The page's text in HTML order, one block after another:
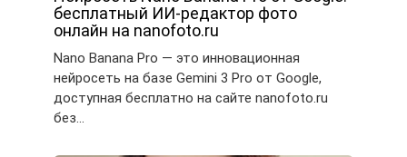
бесплатный ИИ-редактор фото
онлайн на nanofoto.ru
Nano Banana Pro — это инновационная
нейросеть на базе Gemini 3 Pro от Google,
доступная бесплатно на сайте nanofoto.ru
без…